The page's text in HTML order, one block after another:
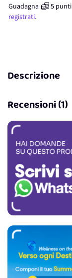
Guadagna 5 punti
registrati.
Descrizione
Recensioni (1)